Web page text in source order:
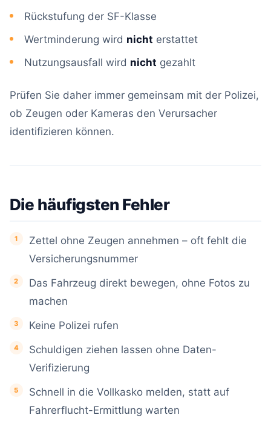
Rückstufung der SF-Klasse
Wertminderung wird nicht erstattet
Nutzungsausfall wird nicht gezahlt
Prüfen Sie daher immer gemeinsam mit der Polizei,
ob Zeugen oder Kameras den Verursacher
identifizieren können.
Die häufigsten Fehler
Zettel ohne Zeugen annehmen – oft fehlt die
Versicherungsnummer
Das Fahrzeug direkt bewegen, ohne Fotos zu
machen
Keine Polizei rufen
Schuldigen ziehen lassen ohne Daten-
Verifizierung
Schnell in die Vollkasko melden, statt auf
Fahrerflucht-Ermittlung warten